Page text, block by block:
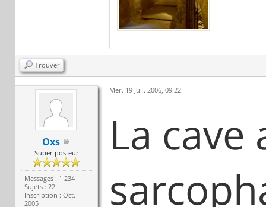
Trouver
Oxs
Super posteur
Messages : 1 234
Sujets : 22
Inscription : Oct.
2005
Mer. 19 Juil. 2006, 09:22
La cave